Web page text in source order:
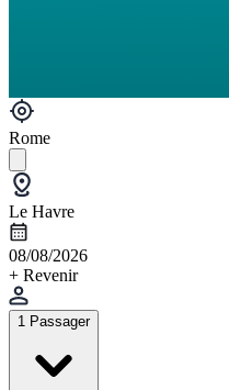
Rome
Le Havre
08/08/2026
+ Revenir
1 Passager